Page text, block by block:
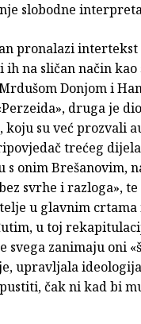
slobodne
pronalazi
na sličan način
Donjom i
druga je
koju su već prozvali
trećeg
s onim Brešanovim,
svrhe i razloga»,
u glavnim crtama
u toj
svega zanimaju oni
upravljala
čak ni kad bi